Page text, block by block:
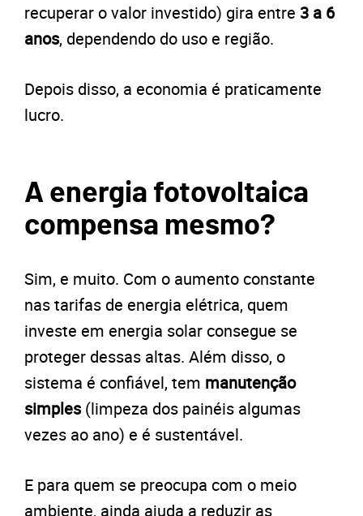
recuperar o valor investido) gira entre 3 a 6
anos, dependendo do uso e região.
Depois disso, a economia é praticamente
lucro.
A energia fotovoltaica
compensa mesmo?
Sim, e muito. Com o aumento constante
nas tarifas de energia elétrica, quem
investe em energia solar consegue se
proteger dessas altas. Além disso, o
sistema é confiável, tem manutenção
simples(limpeza dos painéis algumas
vezes ao ano) e é sustentável.
E para quem se preocupa com o meio
ambiente, ainda ajuda a reduzir as